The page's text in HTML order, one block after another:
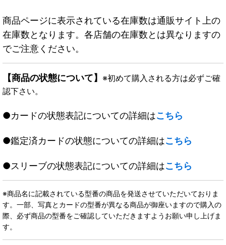
商品ページに表示されている在庫数は通販サイト上の
在庫数となります。各店舗の在庫数とは異なりますの
でご注意ください。
【商品の状態について】 ※初めて購入される方は必ずご確
認下さい。
●カードの状態表記についての詳細はこちら
●鑑定済カードの状態についての詳細はこちら
●スリーブの状態表記についての詳細はこちら
※商品名に記載されている型番の商品を発送させていただいておりま
す。一部、写真とカードの型番が異なる商品が御座いますので購入の
際、必ず商品の型番をご確認していただきますようお願い申し上げま
す。